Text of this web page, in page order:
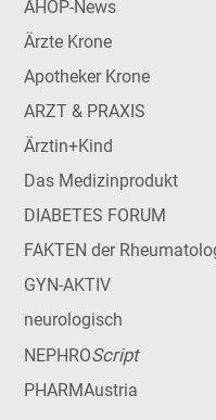
AHOP-News
Ärzte Krone
Apotheker Krone
ARZT & PRAXIS
Ärztin+Kind
Das Medizinprodukt
DIABETES FORUM
FAKTEN der
GYN-AKTIV
neurologisch
NEPHROScript
PHARMAustria